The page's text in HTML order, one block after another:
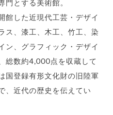
門とする美術館。
館した近現代工芸・デザイ
ス、漆工、木工、竹工、染
ン、グラフィック・デザイ
総数約4,000点を収蔵して
国登録有形文化財の旧陸軍
、近代の歴史を伝えてい